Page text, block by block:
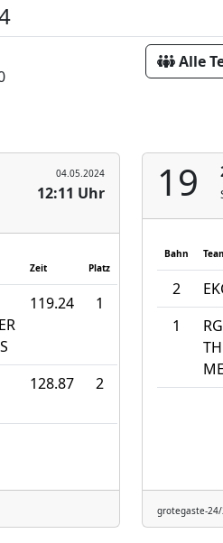
Alle
04.05.2024
12:11 Uhr
Zeit Platz
119.24 1
128.87 2
19
Bahn
2
1
RG
grotegaste-